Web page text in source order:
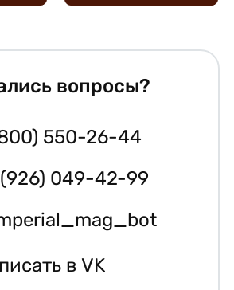
вопросы?
550-26-44
049-42-99
в VK